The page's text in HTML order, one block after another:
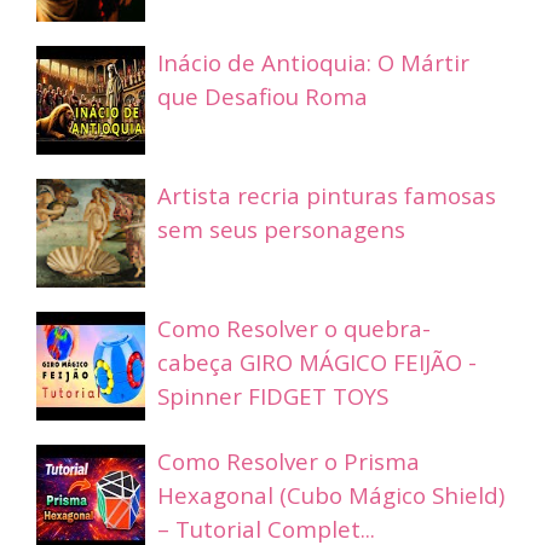
Inácio de Antioquia: O Mártir
que Desafiou Roma
Artista recria pinturas famosas
sem seus personagens
Como Resolver o quebra-
cabeça GIRO MÁGICO FEIJÃO -
Spinner FIDGET TOYS
Como Resolver o Prisma
Hexagonal (Cubo Mágico Shield)
– Tutorial Complet...